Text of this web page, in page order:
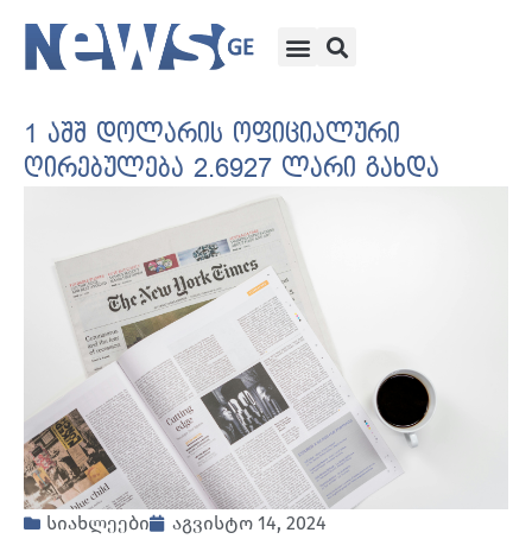
1 აშშ დოლარის ოფიციალური
ღირებულება 2.6927 ლარი გახდა
სიახლეები
აგვისტო 14, 2024